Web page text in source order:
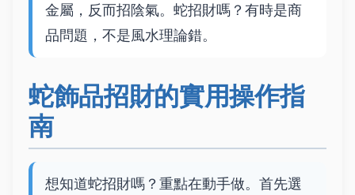
金屬，反而招陰氣。蛇招財嗎？有時是商
品問題，不是風水理論錯。
蛇飾品招財的實用操作指
南
想知道蛇招財嗎？重點在動手做。首先選